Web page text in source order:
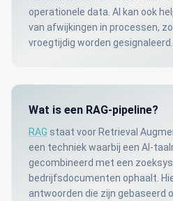
operationele data. AI kan ook
van afwijkingen in processen,
vroegtijdig worden gesignaleerd.
Wat is een RAG-pipeline?
RAG staat voor Retrieval
een techniek waarbij een AI-
gecombineerd met een
bedrijfsdocumenten ophaalt.
antwoorden die zijn gebaseerd